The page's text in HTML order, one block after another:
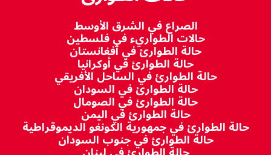
الصراع في الشرق الأوسط
حالات الطواريء في فلسطين
حالة الطوارئ في أفغانستان
حالة الطوارئ في أوكرانيا
حالة الطوارئ في الساحل الأفريقي
حالة الطوارئ في السودان
حالة الطوارئ في الصومال
حالة الطوارئ في اليمن
حالة الطوارئ في جمهورية الكونغو الديموقراطية
حالة الطوارئ في جنوب السودان